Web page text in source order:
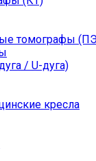
томографы
/ U-дуга)
кресла